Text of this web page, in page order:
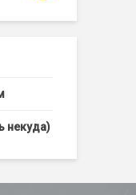
некуда)